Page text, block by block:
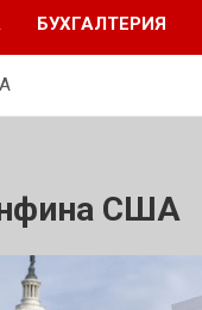
БУХГАЛТЕРИЯ
США